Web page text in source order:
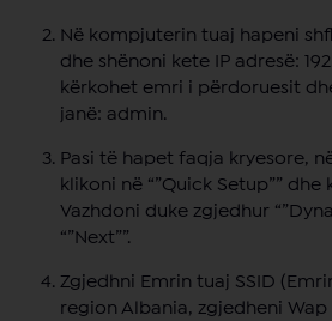
Në kompjuterin tuaj hapeni
dhe shënoni kete IP adresë:
kërkohet emri i përdoruesit
janë: admin.
Pasi të hapet faqja kryesore,
klikoni në “”Quick Setup”” dhe
Vazhdoni duke zgjedhur
“”Next””.
Zgjedhni Emrin tuaj SSID
region Albania, zgjedheni Wap